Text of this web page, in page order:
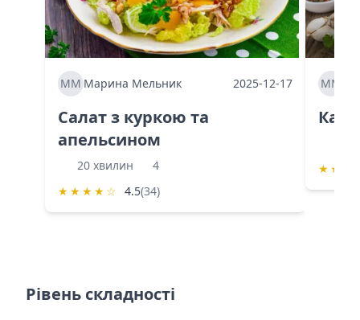
ММ Марина Мельник 2025-12-17
Салат з куркою та
апельсином
20 хвилин
4
★ ★ ★ ★ ☆ 4.5(34)
ММ
★ ★
Рівень складності